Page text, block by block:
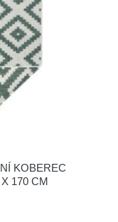
KOBEREC
170 CM